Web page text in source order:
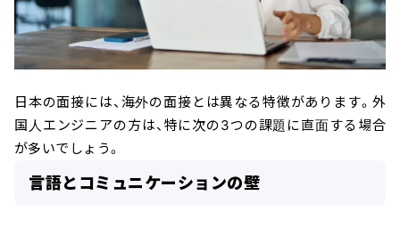
日本の面接には、海外の面接とは異なる特徴があります。外
国人エンジニアの方は、特に次の3つの課題に直面する場合
が多いでしょう。
言語とコミュニケーションの壁